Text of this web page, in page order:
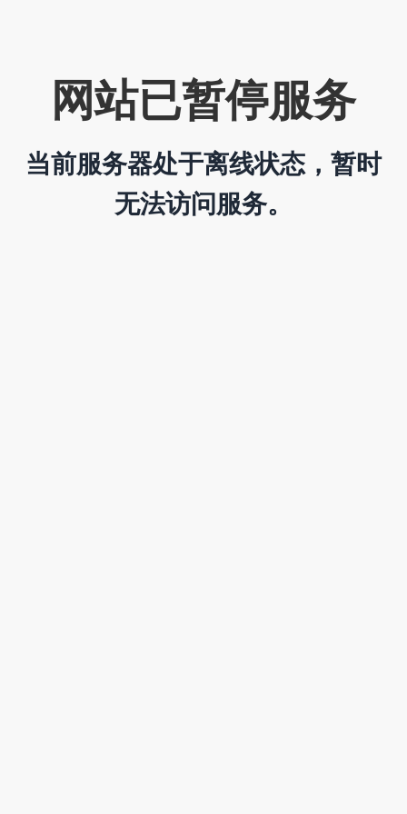
网站已暂停服务
当前服务器处于离线状态，暂时
无法访问服务。